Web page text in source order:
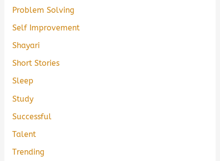
Problem Solving
Self Improvement
Shayari
Short Stories
Sleep
Study
Successful
Talent
Trending